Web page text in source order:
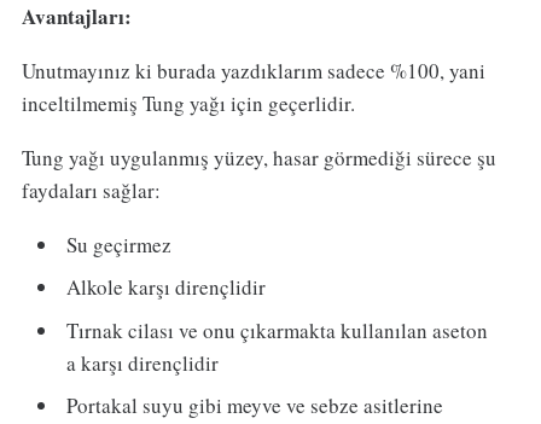
Avantajları:
Unutmayınız ki burada yazdıklarım sadece %100, yani
inceltilmemiş Tung yağı için geçerlidir.
Tung yağı uygulanmış yüzey, hasar görmediği sürece şu
faydaları sağlar:
Su geçirmez
Alkole karşı dirençlidir
Tırnak cilası ve onu çıkarmakta kullanılan aseton
a karşı dirençlidir
Portakal suyu gibi meyve ve sebze asitlerine